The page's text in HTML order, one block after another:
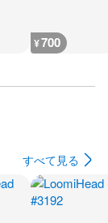
¥700
すべて見る